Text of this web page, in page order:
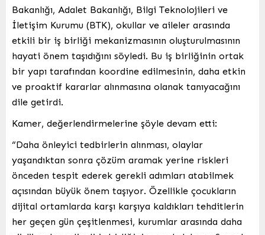
Bakanlığı, Adalet Bakanlığı, Bilgi Teknolojileri ve
İletişim Kurumu (BTK), okullar ve aileler arasında
etkili bir iş birliği mekanizmasının oluşturulmasının
hayati önem taşıdığını söyledi. Bu iş birliğinin ortak
bir yapı tarafından koordine edilmesinin, daha etkin
ve proaktif kararlar alınmasına olanak tanıyacağını
dile getirdi.
Kamer, değerlendirmelerine şöyle devam etti:
“Daha önleyici tedbirlerin alınması, olaylar
yaşandıktan sonra çözüm aramak yerine riskleri
önceden tespit ederek gerekli adımları atabilmek
açısından büyük önem taşıyor. Özellikle çocukların
dijital ortamlarda karşı karşıya kaldıkları tehditlerin
her geçen gün çeşitlenmesi, kurumlar arasında daha